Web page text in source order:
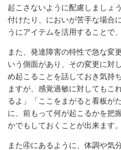
起こさないように配慮しましょ
付けたり、においが苦手な場合
うにアイテムを活用することで
また、発達障害の特性で急な変
いう側面があり、その変更に対
め起こることを話しておき気持
ますが、感覚過敏に対してもこ
るよ」「ここをまがると看板が
に、前もって何が起こるかを把
かでもしておくことが出来ます。
また④にあるように、体調や気